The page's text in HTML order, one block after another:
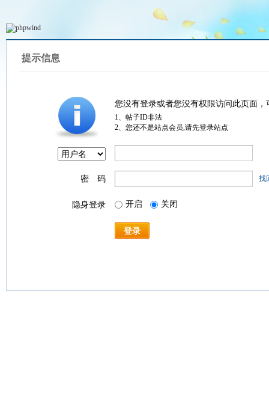
提示信息
您没有登录或者您没有权限访问此页面
1、帖子ID非法
2、您还不是站点会员,请先登录站点
密 码 找
隐身登录 开启 关闭
登录